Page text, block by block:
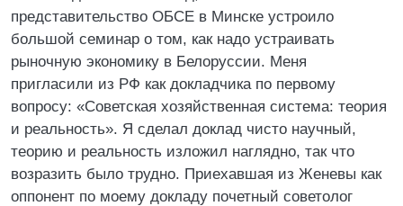
представительство ОБСЕ в Минске устроило
большой семинар о том, как надо устраивать
рыночную экономику в Белоруссии. Меня
пригласили из РФ как докладчика по первому
вопросу: «Советская хозяйственная система: теория
и реальность». Я сделал доклад чисто научный,
теорию и реальность изложил наглядно, так что
возразить было трудно. Приехавшая из Женевы как
оппонент по моему докладу почетный советолог